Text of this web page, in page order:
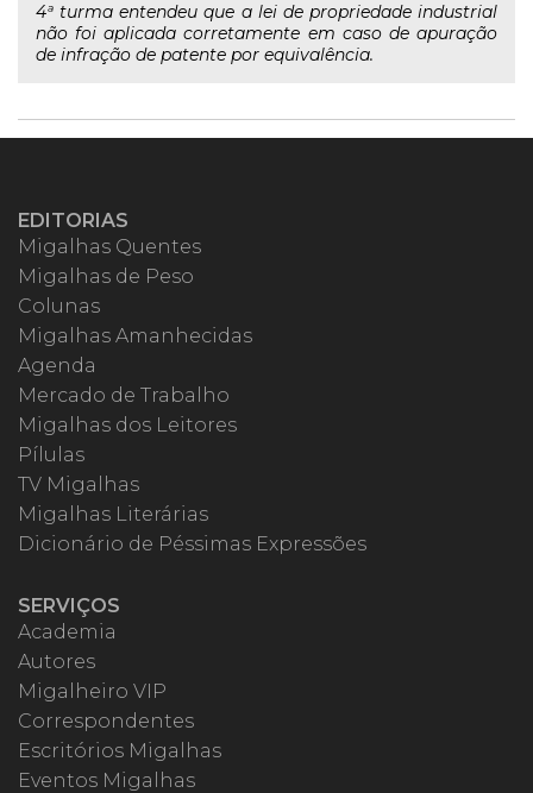
4ª turma entendeu que a lei de propriedade industrial
não foi aplicada corretamente em caso de apuração
de infração de patente por equivalência.
EDITORIAS
Migalhas Quentes
Migalhas de Peso
Colunas
Migalhas Amanhecidas
Agenda
Mercado de Trabalho
Migalhas dos Leitores
Pílulas
TV Migalhas
Migalhas Literárias
Dicionário de Péssimas Expressões
SERVIÇOS
Academia
Autores
Migalheiro VIP
Correspondentes
Escritórios Migalhas
Eventos Migalhas